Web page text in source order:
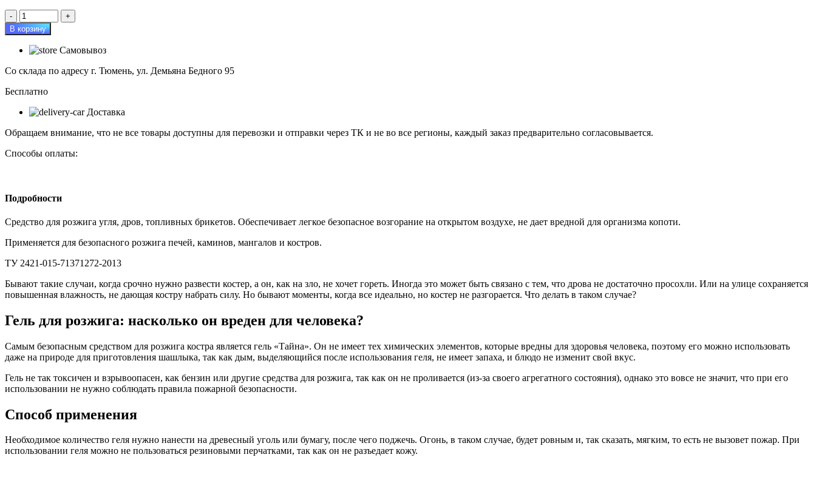
Количество
товара
Средство
для
розжига
Гель
0,5л
В корзину
Самовывоз
Со склада по адресу г. Тюмень, ул. Демьяна Бедного 95
Бесплатно
Доставка
Обращаем внимание, что не все товары доступны для перевозки и отправки через ТК и не во все регионы, каждый заказ предварительно согласовывается.
Способы оплаты:
Подробности
Средство для розжига угля, дров, топливных брикетов. Обеспечивает легкое безопасное возгорание на открытом воздухе, не дает вредной для организма копоти.
Применяется для безопасного розжига печей, каминов, мангалов и костров.
ТУ 2421-015-71371272-2013
Бывают такие случаи, когда срочно нужно развести костер, а он, как на зло, не хочет гореть. Иногда это может быть связано с тем, что дрова не достаточно просохли. Или на улице сохраняется
повышенная влажность, не дающая костру набрать силу. Но бывают моменты, когда все идеально, но костер не разгорается. Что делать в таком случае?
Гель для розжига: насколько он вреден для человека?
Самым безопасным средством для розжига костра является гель «Тайна». Он не имеет тех химических элементов, которые вредны для здоровья человека, поэтому его можно использовать
даже на природе для приготовления шашлыка, так как дым, выделяющийся после использования геля, не имеет запаха, и блюдо не изменит свой вкус.
Гель не так токсичен и взрывоопасен, как бензин или другие средства для розжига, так как он не проливается (из-за своего агрегатного состояния), однако это вовсе не значит, что при его
использовании не нужно соблюдать правила пожарной безопасности.
Способ применения
Необходимое количество геля нужно нанести на древесный уголь или бумагу, после чего поджечь. Огонь, в таком случае, будет ровным и, так сказать, мягким, то есть не вызовет пожар. При
использовании геля можно не пользоваться резиновыми перчатками, так как он не разъедает кожу.